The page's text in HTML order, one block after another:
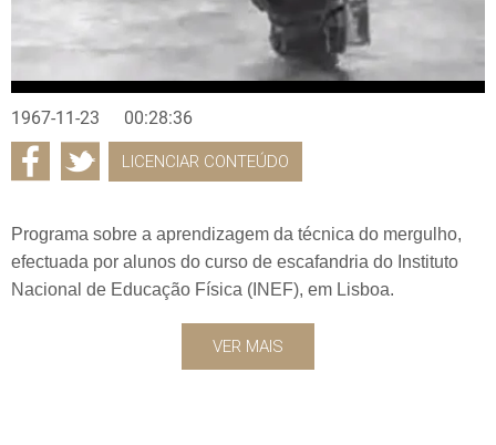
1967-11-23 00:28:36
LICENCIAR CONTEÚDO
Programa sobre a aprendizagem da técnica do mergulho,
efectuada por alunos do curso de escafandria do Instituto
Nacional de Educação Física (INEF), em Lisboa.
VER MAIS